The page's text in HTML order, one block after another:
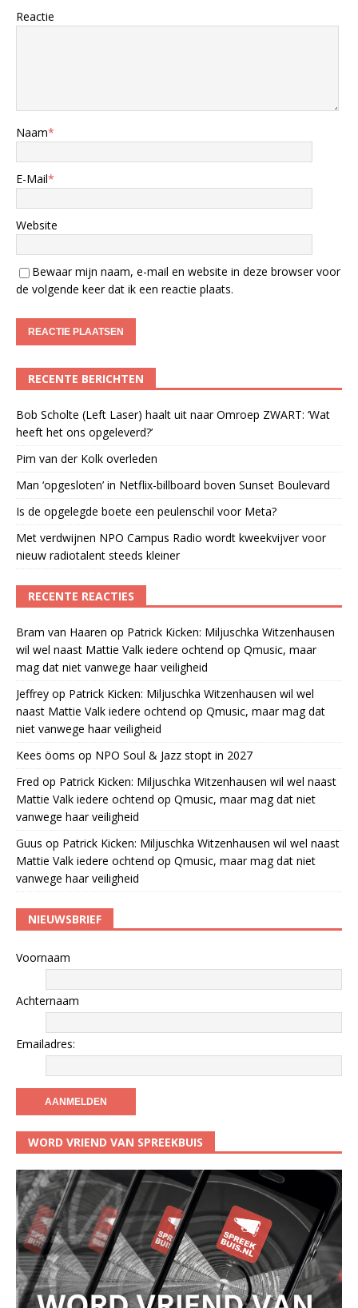
Reactie
Naam*
E-Mail*
Website
Bewaar mijn naam, e-mail en website in deze browser voor
de volgende keer dat ik een reactie plaats.
RECENTE BERICHTEN
Bob Scholte (Left Laser) haalt uit naar Omroep ZWART: ‘Wat
heeft het ons opgeleverd?’
Pim van der Kolk overleden
Man ‘opgesloten’ in Netflix-billboard boven Sunset Boulevard
Is de opgelegde boete een peulenschil voor Meta?
Met verdwijnen NPO Campus Radio wordt kweekvijver voor
nieuw radiotalent steeds kleiner
RECENTE REACTIES
Bram van Haaren op Patrick Kicken: Miljuschka Witzenhausen
wil wel naast Mattie Valk iedere ochtend op Qmusic, maar
mag dat niet vanwege haar veiligheid
Jeffrey op Patrick Kicken: Miljuschka Witzenhausen wil wel
naast Mattie Valk iedere ochtend op Qmusic, maar mag dat
niet vanwege haar veiligheid
Kees öoms op NPO Soul & Jazz stopt in 2027
Fred op Patrick Kicken: Miljuschka Witzenhausen wil wel naast
Mattie Valk iedere ochtend op Qmusic, maar mag dat niet
vanwege haar veiligheid
Guus op Patrick Kicken: Miljuschka Witzenhausen wil wel naast
Mattie Valk iedere ochtend op Qmusic, maar mag dat niet
vanwege haar veiligheid
NIEUWSBRIEF
Voornaam
Achternaam
Emailadres:
WORD VRIEND VAN SPREEKBUIS